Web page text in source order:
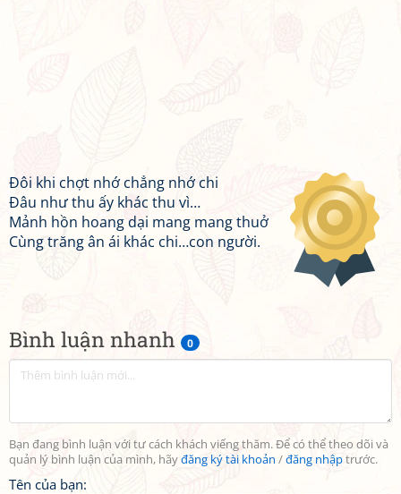
Bình luận nhanh 0
Bạn đang bình luận với tư cách khách viếng thăm. Để có thể theo dõi và
quản lý bình luận của mình, hãyđăng ký tài khoản /đăng nhậptrước.
Tên của bạn:
Đôi khi chợt nhớ chẳng nhớ chi
Đâu như thu ấy khác thu vì…
Mảnh hồn hoang dại mang mang thuở
Cùng trăng ân ái khác chi…con người.